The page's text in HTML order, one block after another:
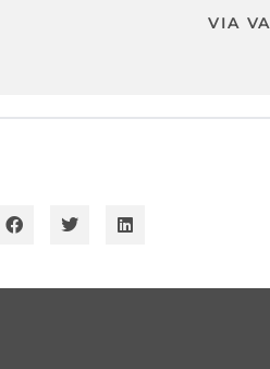
VIA